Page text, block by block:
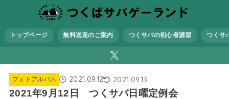
トップページ 無料送迎のご案内 つくサバの初心者講習 つくサ
フォトアルバム 2021.09.12 2021.09.13
2021年9月12日 つくサバ日曜定例会